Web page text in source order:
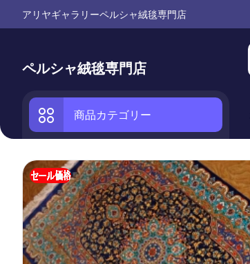
アリヤギャラリーペルシャ絨毯専門店
ペルシャ絨毯専門店
商品カテゴリー